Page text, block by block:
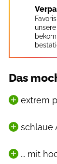
Das
extrem
schlaue
... mit